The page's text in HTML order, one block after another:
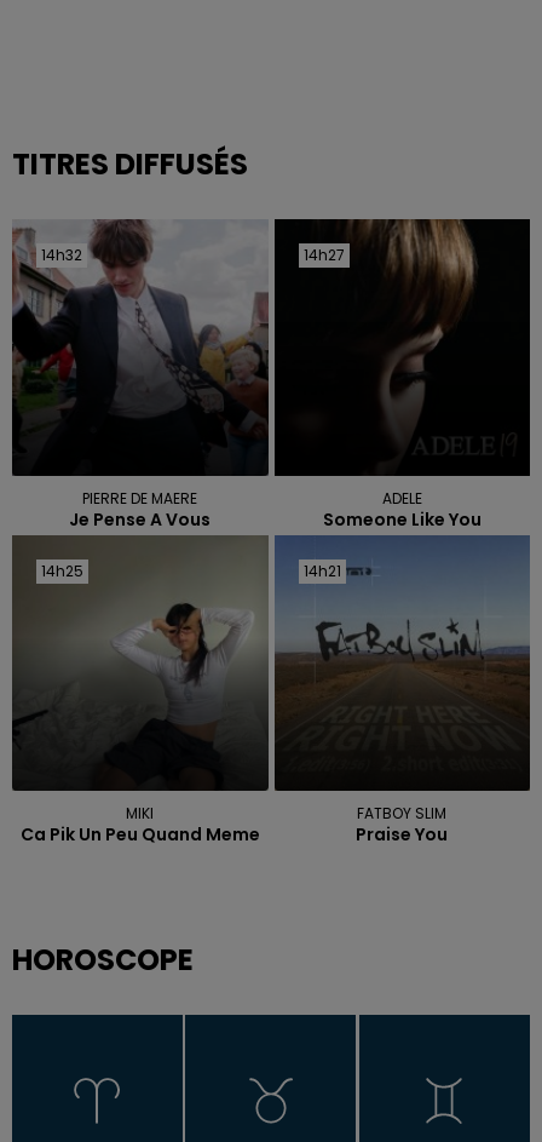
TITRES DIFFUSÉS
14h32
14h32
PIERRE DE MAERE
Je Pense A Vous
14h27
14h27
ADELE
Someone Like You
14h25
14h25
MIKI
Ca Pik Un Peu Quand Meme
14h21
14h21
FATBOY SLIM
Praise You
HOROSCOPE